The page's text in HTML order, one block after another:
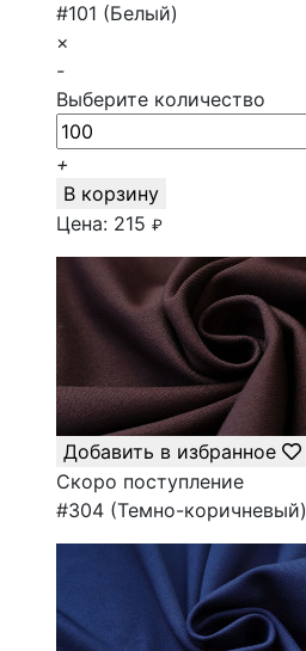
#101 (Белый)
×
-
Выберите количество
+
В корзину
Цена: 215 ₽
Добавить в избранное
Скоро поступление
#304 (Темно-коричневый)